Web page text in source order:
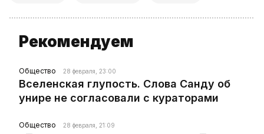
Рекомендуем
Общество 28 февраля, 23:00
Вселенская глупость. Слова Санду об
унире не согласовали с кураторами
Общество 28 февраля, 21:09